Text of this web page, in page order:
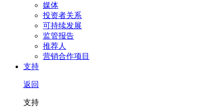
媒体
投资者关系
可持续发展
监管报告
推荐人
营销合作项目
支持
返回
支持